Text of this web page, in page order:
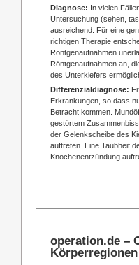
Diagnose: In vielen
Untersuchung (sehen,
ausreichend. Für eine
richtigen Therapie
Röntgenaufnahmen
Röntgenaufnahmen an,
des Unterkiefers
Differenzialdiagnose:
Erkrankungen, so dass
Betracht kommen.
gestörtem
der Gelenkscheibe des
auftreten. Eine Taubheit
Knochenentzündung
operation.de –
Körperregionen